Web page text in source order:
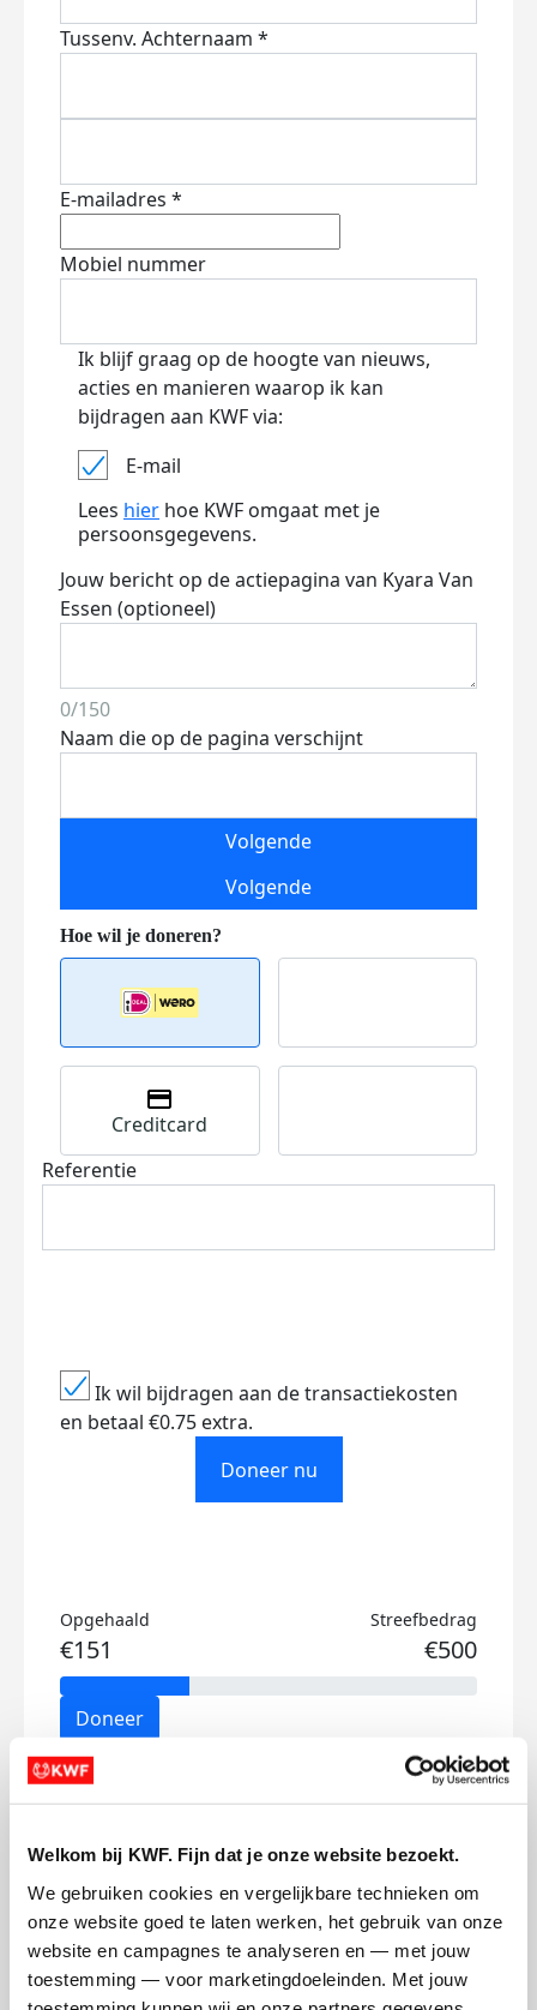
Welkom bij KWF. Fijn dat je onze website bezoekt.
We gebruiken cookies en vergelijkbare technieken om
onze website goed te laten werken, het gebruik van onze
website en campagnes te analyseren en — met jouw
toestemming — voor marketingdoeleinden. Met jouw
Tussenv. Achternaam *
E-mailadres *
Mobiel nummer
Ik blijf graag op de hoogte van nieuws,
acties en manieren waarop ik kan
bijdragen aan KWF via:
E-mail
Lees hier hoe KWF omgaat met je
persoonsgegevens.
Jouw bericht op de actiepagina van Kyara Van
Essen (optioneel)
0/150
Naam die op de pagina verschijnt
Volgende
Volgende
Creditcard
Referentie
Ik wil bijdragen aan de transactiekosten
en betaal €0.75 extra.
Doneer nu
Opgehaald
€151
Streefbedrag
€500
Doneer
Kyara's badges